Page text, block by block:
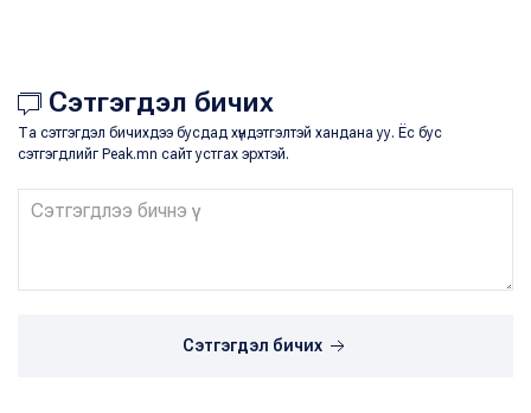
Сэтгэгдэл бичих
Та сэтгэгдэл бичихдээ бусдад хүндэтгэлтэй хандана уу. Ёс бус
сэтгэгдлийг Peak.mn сайт устгах эрхтэй.
Сэтгэгдэл бичих